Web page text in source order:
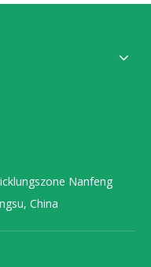
Nanfeng
China